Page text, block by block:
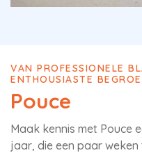
VAN PROFESSIONELE
ENTHOUSIASTE
Pouce
Maak kennis met Pouce
jaar, die een paar